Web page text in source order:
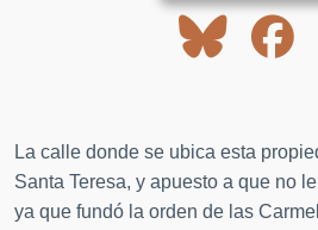
La calle donde se ubica esta
Santa Teresa, y apuesto a que no
ya que fundó la orden de las